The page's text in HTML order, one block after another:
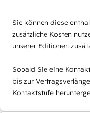
Sie können diese
zusätzliche Kosten
unserer Editionen
Sobald Sie eine
bis zur
Kontaktstufe